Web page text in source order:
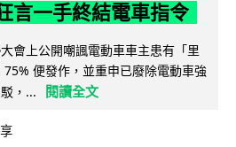
言一手終結電車指令
會上公開嘲諷電動車車主患有「里
便發作，並重申已廢除電動車強
，...
閱讀全文